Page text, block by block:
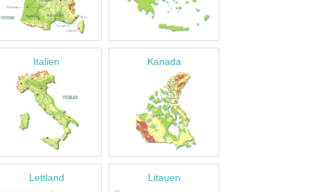
Italien Kanada
Lettland Litauen